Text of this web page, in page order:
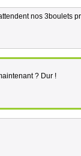
nos 3boulets
? Dur !